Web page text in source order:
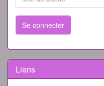
Se connecter
Liens